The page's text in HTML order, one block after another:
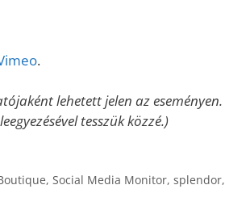
.
lehetett jelen az eseményen.
tesszük közzé.)
, Social Media Monitor, splendor,